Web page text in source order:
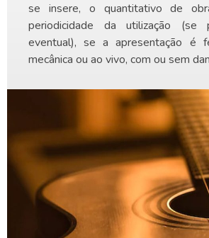
se insere, o quantitativo de
periodicidade da utilização (se
eventual), se a apresentação é
mecânica ou ao vivo, com ou sem